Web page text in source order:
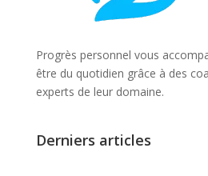
Progrès personnel vous
être du quotidien grâce à des
experts de leur domaine.
Derniers articles